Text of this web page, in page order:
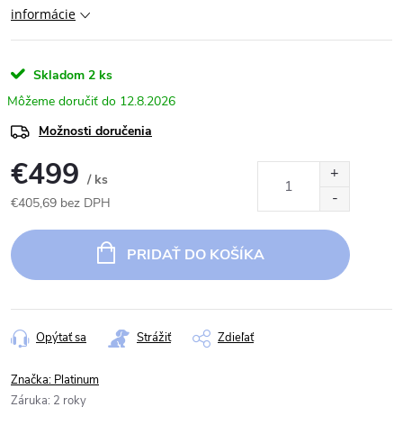
informácie
Skladom 2 ks
12.8.2026
Možnosti doručenia
€499 / ks
€405,69 bez DPH
cena:
PRIDAŤ DO KOŠÍKA
Opýtať sa Strážiť Zdieľať
Značka: Platinum
Záruka: 2 roky